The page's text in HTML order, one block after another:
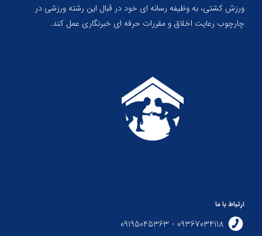
ورزش کشتی، به وظیفه رسانه ای خود در قبال این رشته ورزشی در
چارچوب رعایت اخلاق و مقررات حرفه ای خبرنگاری عمل کند.
ارتباط با ما
09367034118 - 09195045363